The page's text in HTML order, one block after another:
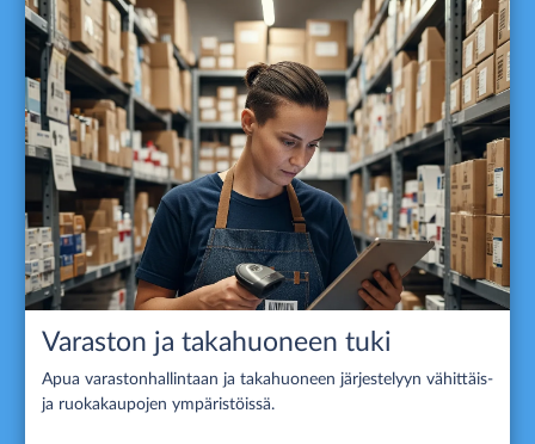
Varaston ja takahuoneen tuki
Apua varastonhallintaan ja takahuoneen järjestelyyn vähittäis-
ja ruokakaupojen ympäristöissä.